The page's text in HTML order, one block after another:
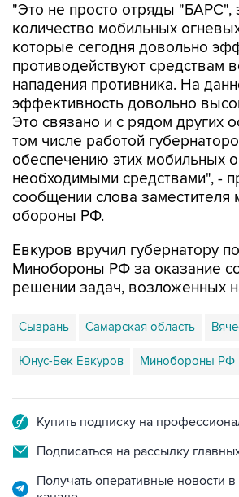
"Это не просто отряды "БАРС",
количество мобильных
которые сегодня довольно
противодействуют средствам
нападения противника. На
эффективность довольно
Это связано и с рядом других
том числе работой
обеспечению этих мобильных
необходимыми средствами", -
сообщении слова заместителя
обороны РФ.
Евкуров вручил губернатору
Минобороны РФ за оказание
решении задач, возложенных
Сызрань Самарская область
Юнус-Бек Евкуров Минобороны РФ
Купить подписку на
Подписаться на рассылку
Получать оперативные новости